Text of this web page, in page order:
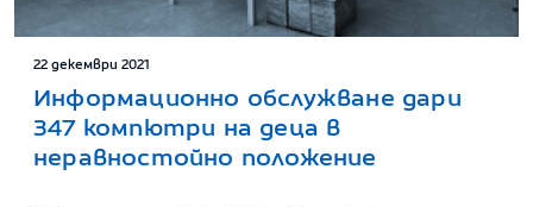
22 декември 2021
Информационно обслужване дари
347 компютри на деца в
неравностойно положение